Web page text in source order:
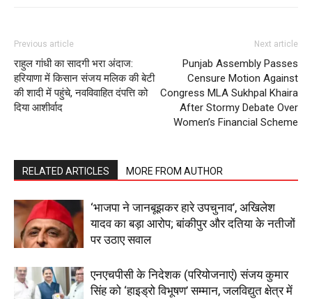
Previous article
राहुल गांधी का सादगी भरा अंदाज:
हरियाणा में किसान संजय मलिक की बेटी
की शादी में पहुंचे, नवविवाहित दंपत्ति को
दिया आशीर्वाद
Next article
Punjab Assembly Passes
Censure Motion Against
Congress MLA Sukhpal Khaira
After Stormy Debate Over
Women’s Financial Scheme
RELATED ARTICLES MORE FROM AUTHOR
‘भाजपा ने जानबूझकर हारे उपचुनाव’, अखिलेश
यादव का बड़ा आरोप; बांकीपुर और दतिया के नतीजों
पर उठाए सवाल
एनएचपीसी के निदेशक (परियोजनाएं) संजय कुमार
सिंह को ‘हाइड्रो विभूषण’ सम्मान, जलविद्युत क्षेत्र में